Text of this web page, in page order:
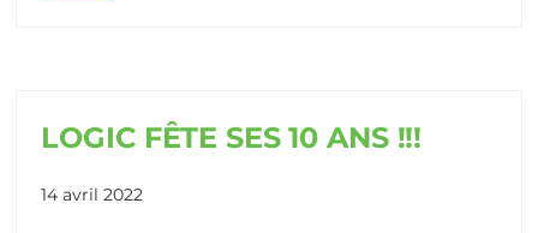
LOGIC FÊTE SES 10 ANS !!!
14 avril 2022